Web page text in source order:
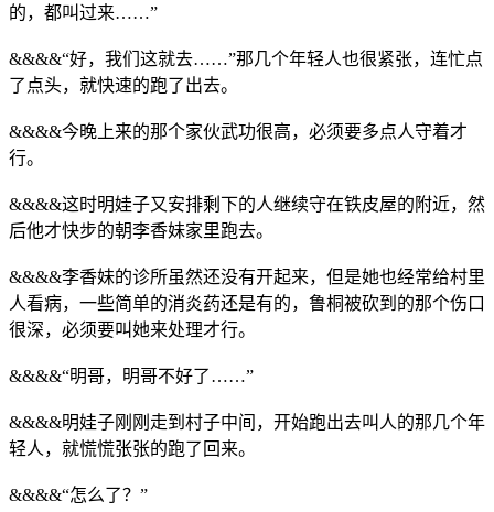
的，都叫过来……”
&&&&“好，我们这就去……”那几个年轻人也很紧张，连忙点
了点头，就快速的跑了出去。
&&&&今晚上来的那个家伙武功很高，必须要多点人守着才
行。
&&&&这时明娃子又安排剩下的人继续守在铁皮屋的附近，然
后他才快步的朝李香妹家里跑去。
&&&&李香妹的诊所虽然还没有开起来，但是她也经常给村里
人看病，一些简单的消炎药还是有的，鲁桐被砍到的那个伤口
很深，必须要叫她来处理才行。
&&&&“明哥，明哥不好了……”
&&&&明娃子刚刚走到村子中间，开始跑出去叫人的那几个年
轻人，就慌慌张张的跑了回来。
&&&&“怎么了？”